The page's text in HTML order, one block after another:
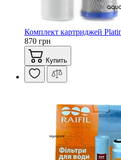
Комплект картриджей
870 грн
Купить